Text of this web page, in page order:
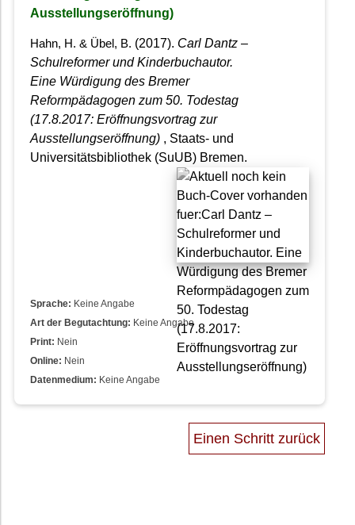
Ausstellungseröffnung)
Hahn, H. & Übel, B. (2017). Carl Dantz –
Schulreformer und Kinderbuchautor.
Eine Würdigung des Bremer
Reformpädagogen zum 50. Todestag
(17.8.2017: Eröffnungsvortrag zur
Ausstellungseröffnung) , Staats- und
Universitätsbibliothek (SuUB) Bremen.
Sprache: Keine Angabe
Art der Begutachtung: Keine Angabe
Print: Nein
Online: Nein
Datenmedium: Keine Angabe